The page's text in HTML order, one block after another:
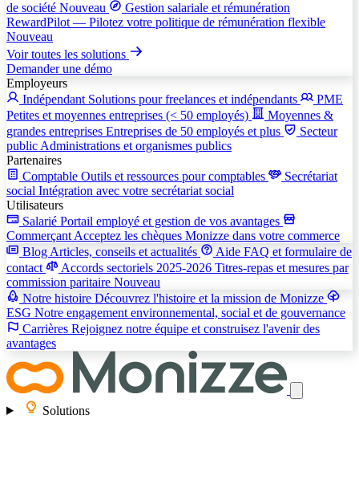
de société Nouveau
Gestion salariale et rémunération
RewardPilot — Pilotez votre politique de rémunération flexible
Nouveau
Voir toutes les solutions
Demander une démo
Employeurs
Indépendant Solutions pour freelances et indépendants
PME
Petites et moyennes entreprises (< 50 employés)
Moyennes &
grandes entreprises Entreprises de 50 employés et plus
Secteur
public Administrations et organismes publics
Partenaires
Comptable Outils et ressources pour comptables
Secrétariat
social Intégration avec votre secrétariat social
Utilisateurs
Salarié Portail employé et gestion de vos avantages
Commerçant Acceptez les chèques Monizze dans votre commerce
Blog Articles, conseils et actualités Aide FAQ et formulaire de
contact
Accords sectoriels 2025-2026 Titres-repas et mesures par
commission paritaire Nouveau
Notre histoire Découvrez l'histoire et la mission de Monizze
ESG Notre engagement environnemental, social et de gouvernance
Carrières Rejoignez notre équipe et construisez l'avenir des
avantages
Solutions